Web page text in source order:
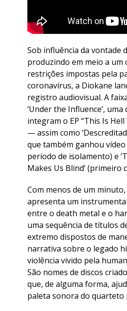
Sob influência da vontade
produzindo em meio a um
restrições impostas pela
coronavírus, a Diokane
registro audiovisual. A
‘Under the Influence’, uma
integram o EP “This Is Hell
— assim como
que também ganhou
período de isolamento) e
Makes Us Blind’ (primeiro
Com menos de um minuto,
apresenta um
entre o death metal e o
uma sequência de títulos
extremo dispostos de
narrativa sobre o legado
violência vivido pela
São nomes de discos
que, de alguma forma,
paleta sonora do